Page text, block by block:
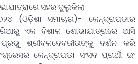
ସହର ଦୁଲୁକିଲା
(ଓଡ଼ିଶା ସମାଚାର)- କେନ୍ଦ୍ରାପଡାର
ଏକ ବିଶାଳ ଶୋଭାଯାତ୍ରାରେ ଆସି
ପ୍ରଭୁ ଶ୍ରୀବଳଦେବଜୀଉଙ୍କୁ ଦର୍ଶନ କରି
କେନ୍ଦ୍ରାପଡା ସଂସଦ ପ୍ରାର୍ଥୀ ଇଂ